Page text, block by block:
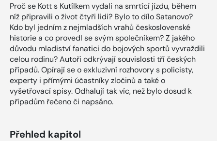
Proč se Kott s Kutílkem vydali na smrtící jízdu, během
níž připravili o život čtyři lidi? Bylo to dílo Satanovo?
Kdo byl jedním z nejmladších vrahů československé
historie a co provedl se svým společníkem? Z jakého
důvodu mladiství fanatici do bojových sportů vyvraždili
celou rodinu? Autoři odkrývají souvislosti tří českých
případů. Opírají se o exkluzivní rozhovory s policisty,
experty i přímými účastníky zločinů a také o
vyšetřovací spisy. Odhalují tak víc, než bylo dosud k
případům řečeno či napsáno.
Přehled kapitol